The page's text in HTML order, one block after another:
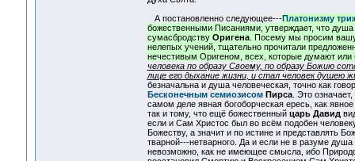
А постановленно следующее---Платонизму
божественными Писаниями, утверждает, что душа
сумасбродству Оригена. Посему мы просим вашу
нелепых учений, тщательно прочитали
нечестивым Оригеном, всех, которые думают или
человека по образу Своему, по образу Божию
лице его дыхание жизни, и стал человек душею
безначальна и душа человеческая, точно как
Бесконечным семиозисомПирса. Это
самом деле явная богоборческая ересь, как
так и тому, что ещё божественный царь Давид
если и Сам Христос был во всём подобен
Божеству, а значит и по истине и представлять
тварной---нетварного. Да и если не в разуме
невозможно, как не имеющее смысла, ибо